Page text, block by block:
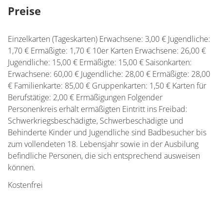
Preise
Einzelkarten (Tageskarten) Erwachsene: 3,00 € Jugendliche:
1,70 € Ermäßigte: 1,70 € 10er Karten Erwachsene: 26,00 €
Jugendliche: 15,00 € Ermäßigte: 15,00 € Saisonkarten:
Erwachsene: 60,00 € Jugendliche: 28,00 € Ermäßigte: 28,00
€ Familienkarte: 85,00 € Gruppenkarten: 1,50 € Karten für
Berufstätige: 2,00 € Ermäßigungen Folgender
Personenkreis erhält ermäßigten Eintritt ins Freibad:
Schwerkriegsbeschädigte, Schwerbeschädigte und
Behinderte Kinder und Jugendliche sind Badbesucher bis
zum vollendeten 18. Lebensjahr sowie in der Ausbilung
befindliche Personen, die sich entsprechend ausweisen
können.
Kostenfrei